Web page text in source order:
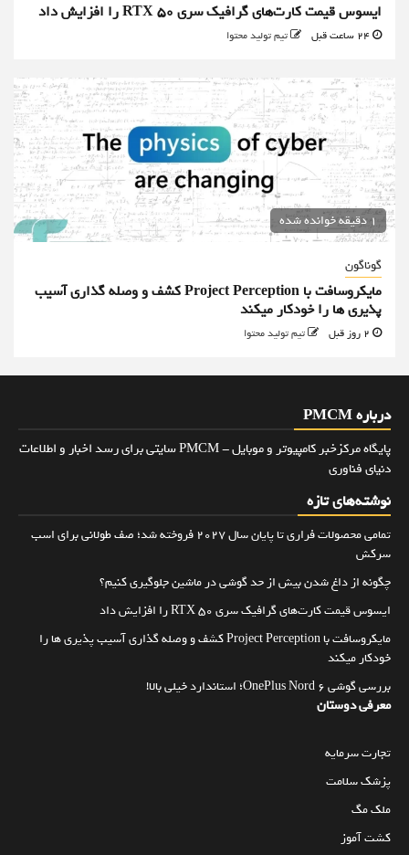
ایسوس قیمت کارت‌های گرافیک سری RTX 50 را افزایش داد
تیم تولید محتوا
1 دقیقه خوانده شده
گوناگون
مایکروسافت با Project Perception کشف و وصله گذاری آسیب
پذیری ها را خودکار میکند
تیم تولید محتوا
درباره PMCM
پایگاه مرکزخبر کامپیوتر و موبایل - PMCM سایتی برای رسد اخبار و اطلاعات
دنیای فناوری
نوشته‌های تازه
تمامی محصولات فراری تا پایان سال ۲۰۲۷ فروخته شد؛ صف طولانی برای اسب
سرکش
چگونه از داغ شدن بیش از حد گوشی در ماشین جلوگیری کنیم؟
ایسوس قیمت کارت‌های گرافیک سری RTX 50 را افزایش داد
مایکروسافت با Project Perception کشف و وصله گذاری آسیب پذیری ها را
خودکار میکند
بررسی گوشی OnePlus Nord 6؛ استاندارد خیلی بالا!
معرفی دوستان
تجارت سرمایه
پزشک سلامت
ملک مگ
کشت آموز